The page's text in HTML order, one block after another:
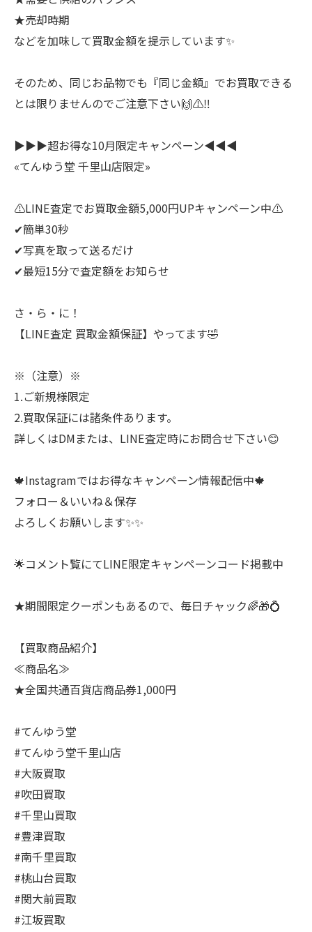
★売却時期
などを加味して買取金額を提示しています✨
そのため、同じお品物でも『同じ金額』でお買取できる
とは限りませんのでご注意下さい🙌⚠️‼️
⁡▶▶▶超お得な10月限定キャンペーン◀◀◀
«てんゆう堂 千里山店限定»
⚠️LINE査定でお買取金額5,000円UPキャンペーン中⚠️
✔︎︎︎︎簡単30秒
✔︎︎︎︎写真を取って送るだけ
✔︎︎︎︎最短15分で査定額をお知らせ
さ・ら・に！
【LINE査定 買取金額保証】やってます🤣
※（注意）※
1.ご新規様限定
2.買取保証には諸条件あります。
詳しくはDMまたは、LINE査定時にお問合せ下さい😊
🍁Instagramではお得なキャンペーン情報配信中🍁
フォロー＆いいね＆保存
よろしくお願いします✨✨
🌟コメント覧にてLINE限定キャンペーンコード掲載中⁡
★期間限定クーポンもあるので、毎日チャック🌈🎁💍
【買取商品紹介】
≪商品名≫
★全国共通百貨店商品券1,000円
#てんゆう堂
#てんゆう堂千里山店
#大阪買取
#吹田買取
#千里山買取
#豊津買取
#南千里買取
#桃山台買取
#関大前買取
#江坂買取